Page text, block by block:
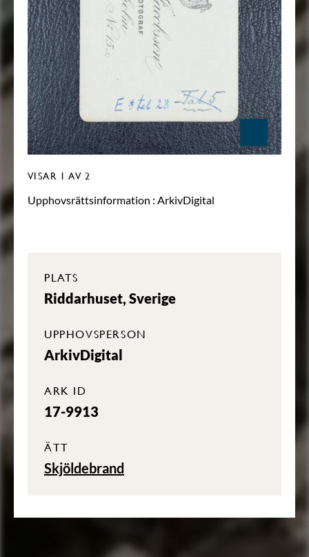
VISAR 1 AV 2
Upphovsrättsinformation : ArkivDigital
PLATS
Riddarhuset, Sverige
UPPHOVSPERSON
ArkivDigital
ARK ID
17-9913
ÄTT
Skjöldebrand